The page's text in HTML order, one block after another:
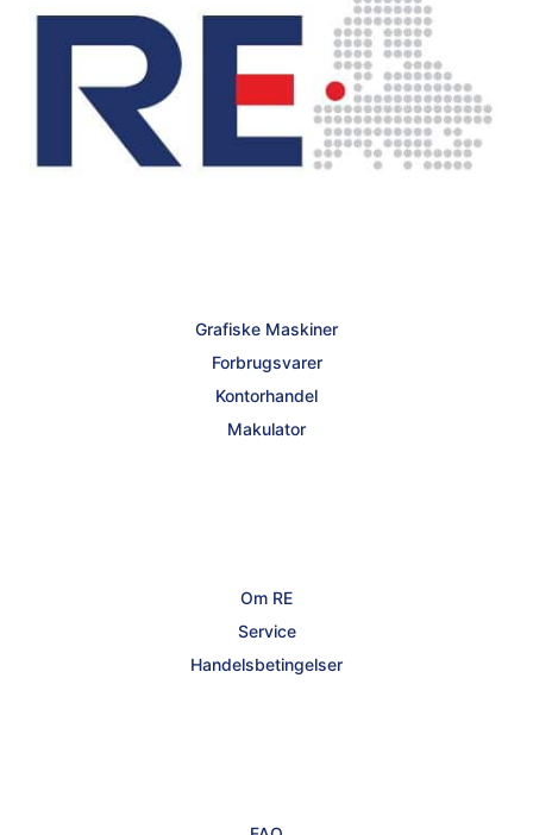
Grafiske Maskiner
Forbrugsvarer
Kontorhandel
Makulator
Om RE
Service
Handelsbetingelser